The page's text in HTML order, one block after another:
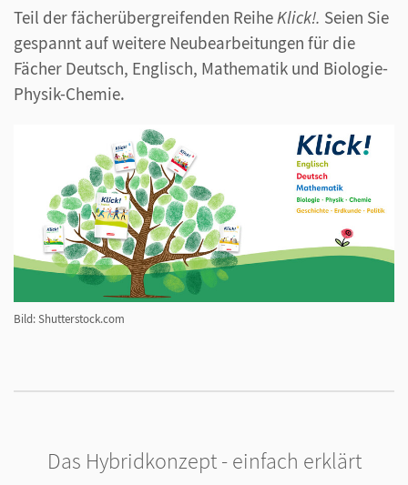
Mit Strategien wie dem
Lese-Profiwird Lese-
und Textverständnis eingeübt.
Ichklickdas hin!
Im Arbeitsheft gibt es integrierte digitale Angebote,
die z. B. Hörtexte enthalten und mit anschaulichen
Erklärfilmen sowie interaktiven Übungen und
Quizzes punkten. Die Angebote sind einfach
zugänglich und in allen Unterrichtsszenarien flexibel
nutzbar. So werden die Schüler/-innen bestmöglich
beim selbstständigen Üben motiviert und
unterstützt.
Ich kann!-Erfolge
kleinschrittige, gründliche Vermittlung der
Teil der fächerübergreifenden ReiheKlick!. Seien Sie
gespannt auf weitere Neubearbeitungen für die
Fächer Deutsch, Englisch, Mathematik und Biologie-
Physik-Chemie.
Bild: Shutterstock.com
Das Hybridkonzept - einfach erklärt